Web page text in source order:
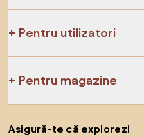
Pentru utilizatori
Pentru magazine
Asigură-te că explorezi